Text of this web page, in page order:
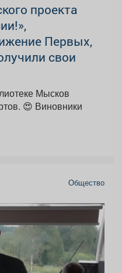
проекта
Первых,
свои
Мысков
Общество